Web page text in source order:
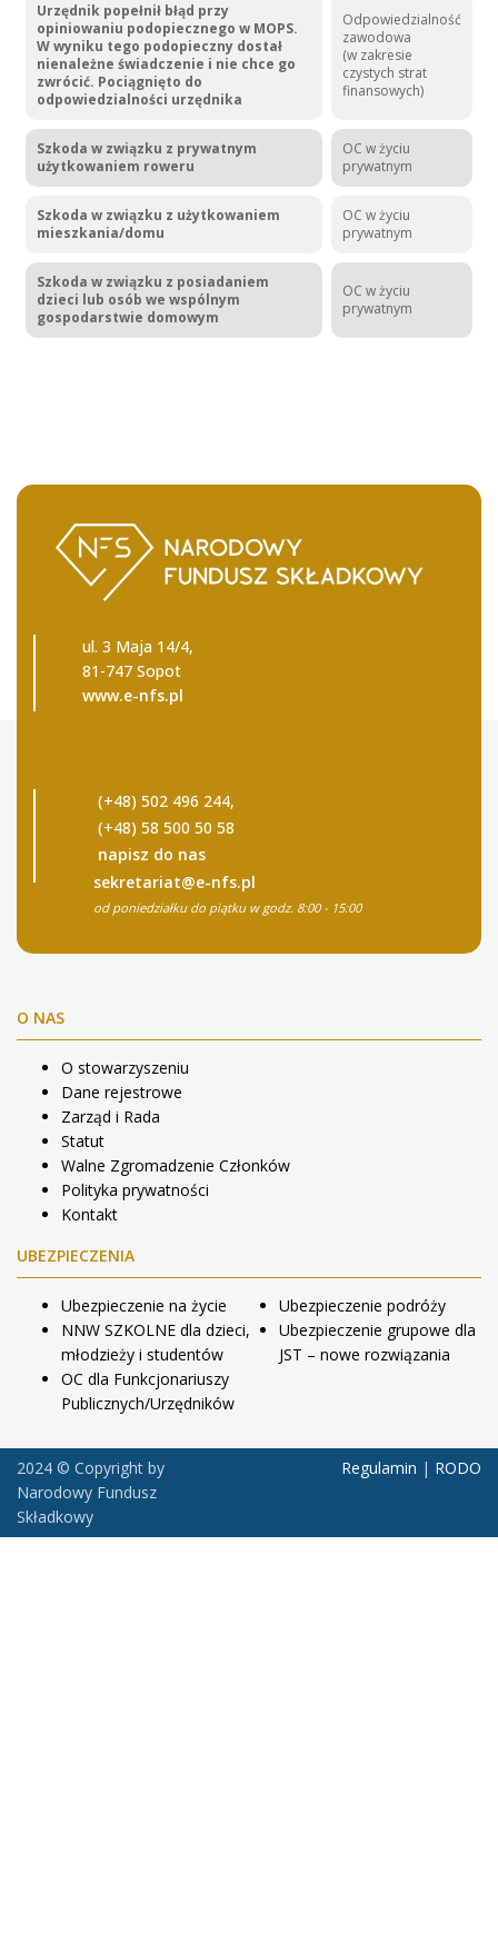
Urzędnik popełnił błąd przy
opiniowaniu podopiecznego w MOPS.
W wyniku tego podopieczny dostał
nienależne świadczenie i nie chce go
zwrócić. Pociągnięto do
odpowiedzialności urzędnika
Odpowiedzialność
zawodowa
(w zakresie
czystych strat
finansowych)
Szkoda w związku z prywatnym
użytkowaniem roweru
OC w życiu
prywatnym
Szkoda w związku z użytkowaniem
mieszkania/domu
OC w życiu
prywatnym
Szkoda w związku z posiadaniem
dzieci lub osób we wspólnym
gospodarstwie domowym
OC w życiu
prywatnym
ul. 3 Maja 14/4,
81-747 Sopot
www.e-nfs.pl
(+48) 502 496 244,
(+48) 58 500 50 58
napisz do nas
sekretariat@e-nfs.pl
od poniedziałku do piątku w godz. 8:00 - 15:00
O NAS
O stowarzyszeniu
Dane rejestrowe
Zarząd i Rada
Statut
Walne Zgromadzenie Członków
Polityka prywatności
Kontakt
UBEZPIECZENIA
Ubezpieczenie na życie
NNW SZKOLNE dla dzieci,
młodzieży i studentów
OC dla Funkcjonariuszy
Publicznych/Urzędników
Ubezpieczenie podróży
Ubezpieczenie grupowe dla
JST – nowe rozwiązania
2024 © Copyright by
Narodowy Fundusz
Składkowy
Regulamin | RODO